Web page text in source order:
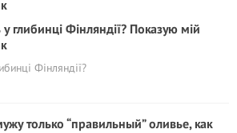
глибинці Фінляндії? Показую мій
Фінляндії?